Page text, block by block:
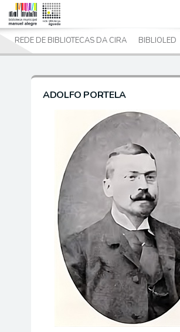
REDE DE BIBLIOTECAS DA CIRA BIBLIOLED
ADOLFO PORTELA